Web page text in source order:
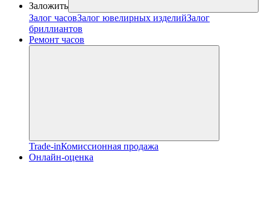
Заложить
Залог часовЗалог ювелирных изделийЗалог
бриллиантов
Ремонт часов
Trade-inКомиссионная продажа
Онлайн-оценка